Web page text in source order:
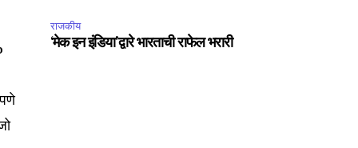
Followers
राजकीय
‘मेक इन इंडिया’द्वारे भारताची राफेल भरारी